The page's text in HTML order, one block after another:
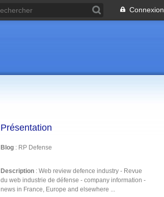
Connexion
Présentation
Blog : RP Defense
Description : Web review defence industry - Revue
du web industrie de défense - company information -
news in France, Europe and elsewhere ...